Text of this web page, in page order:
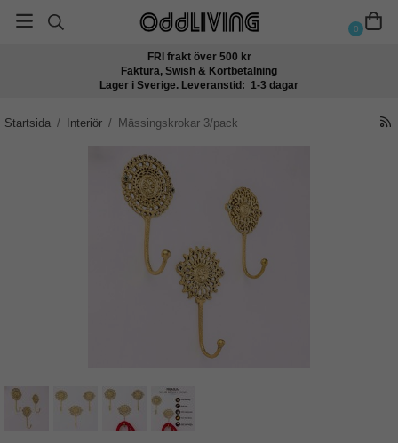
0
FRI frakt över 500 kr
Faktura, Swish & Kortbetalning
Lager i Sverige. Leveranstid: 1-3 dagar
Startsida / Interiör / Mässingskrokar 3/pack